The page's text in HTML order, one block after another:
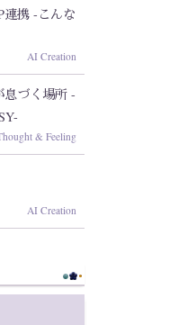
連携 -こんな
AI Creation
息づく場所 -
& Feeling
AI Creation